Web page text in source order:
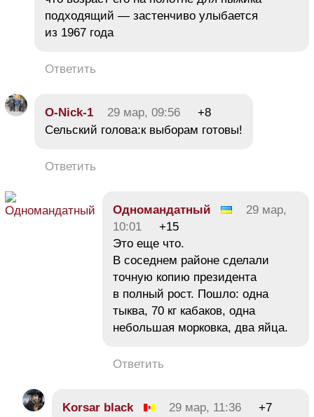
подходящий — застенчиво улыбается
из 1967 года
Ответить
O-Nick-1 29 мар, 09:56
+8
Сельский голова:к выборам готовы!
Ответить
Одномандатный
29 мар,
10:01
+15
Это еще что.
В соседнем районе сделали
точную копию президента
в полный рост. Пошло: одна
тыква, 70 кг кабаков, одна
небольшая морковка, два яйца.
Ответить
Korsar black 29 мар, 11:36
+7